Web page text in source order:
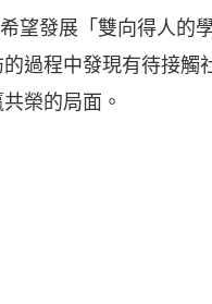
望發展「雙向得人的
過程中發現有待接觸
榮的局面。